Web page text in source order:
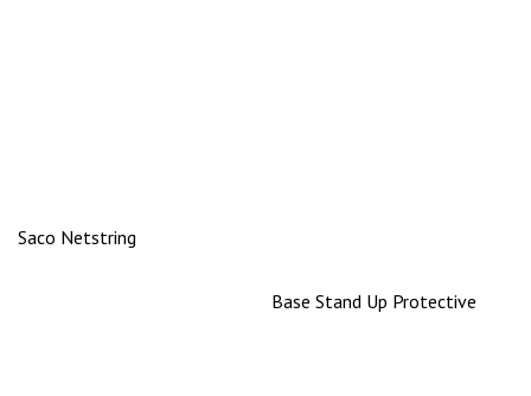
Saco Netstring
Base Stand Up Protective